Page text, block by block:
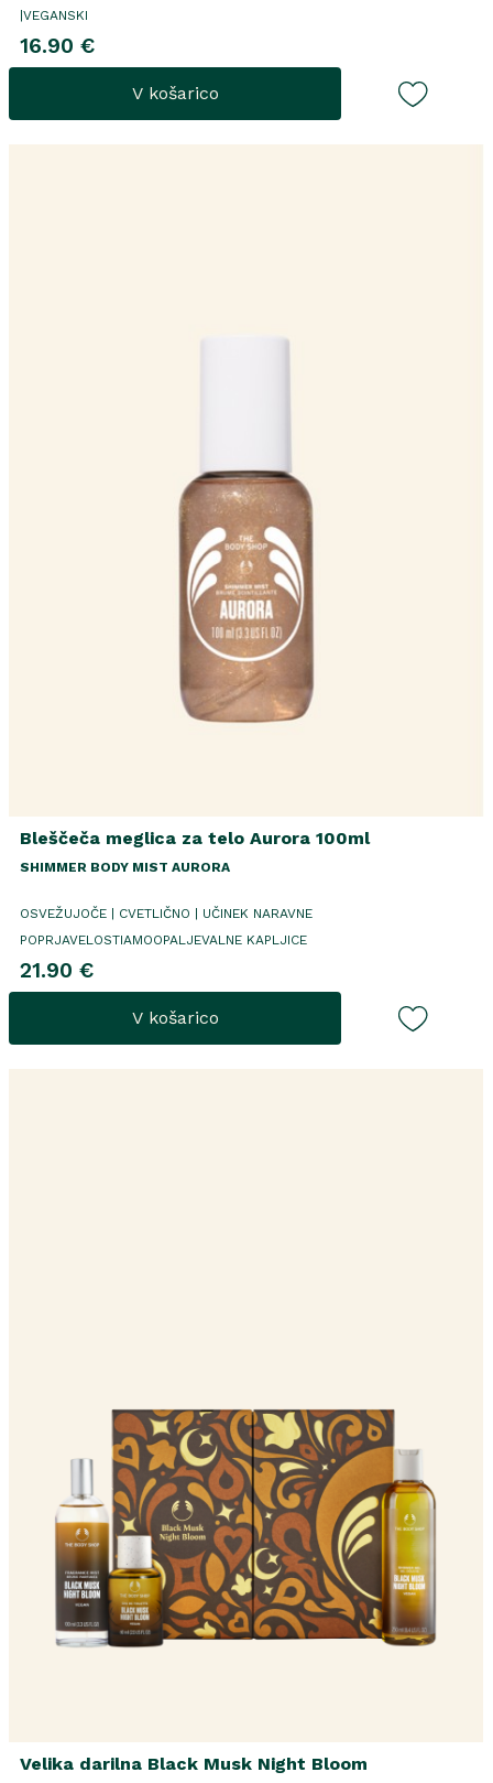
|VEGANSKI
16.90 €
V košarico
Bleščeča meglica za telo Aurora 100ml
SHIMMER BODY MIST AURORA
OSVEŽUJOČE | CVETLIČNO | UČINEK NARAVNE
POPRJAVELOSTIAMOOPALJEVALNE KAPLJICE
21.90 €
V košarico
Velika darilna Black Musk Night Bloom